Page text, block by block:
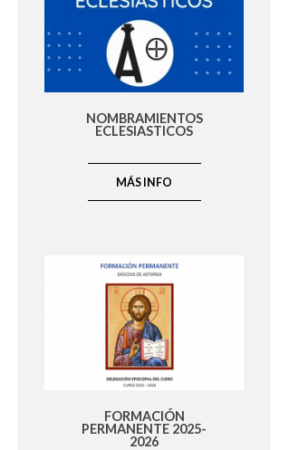
NOMBRAMIENTOS
ECLESIASTICOS
MÁS INFO
FORMACIÓN
PERMANENTE 2025-
2026